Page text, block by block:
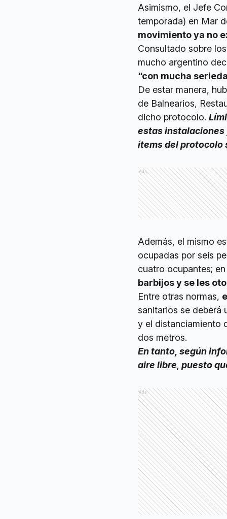
Asimismo, el Jefe
temporada) en Mar
movimiento ya no
Consultado sobre
mucho argentino
“con mucha
De estar manera,
de Balnearios,
dicho protocolo.
estas instalaciones
ítems del protocolo
Ads
Además, el mismo
ocupadas por seis
cuatro ocupantes;
barbijos y se les
Entre otras normas,
sanitarios se deberá
y el distanciamiento
dos metros.
En tanto, según
aire libre, puesto
Ads